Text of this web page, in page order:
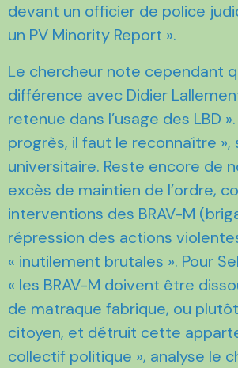
devant un officier de police
un PV Minority Report ».
Le chercheur note cependant
différence avec Didier
retenue dans l’usage des LBD ».
progrès, il faut le reconnaître »,
universitaire. Reste encore de
excès de maintien de l’ordre,
interventions des BRAV-M
répression des actions
« inutilement brutales ». Pour
« les BRAV-M doivent être
de matraque fabrique, ou
citoyen, et détruit cette
collectif politique », analyse le